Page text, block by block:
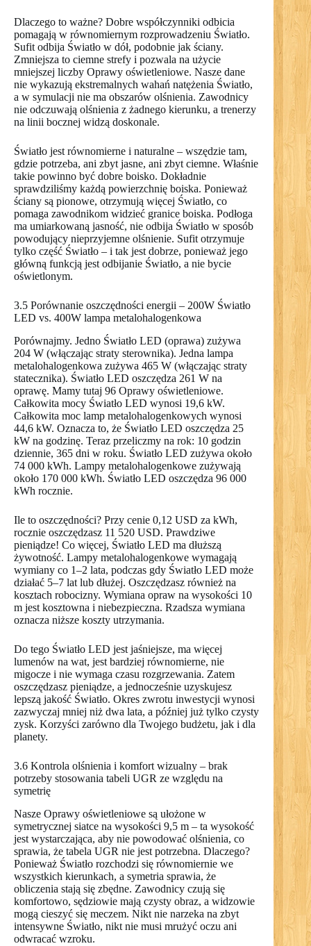
Dlaczego to ważne? Dobre współczynniki odbicia
pomagają w równomiernym rozprowadzeniu Światło.
Sufit odbija Światło w dół, podobnie jak ściany.
Zmniejsza to ciemne strefy i pozwala na użycie
mniejszej liczby Oprawy oświetleniowe. Nasze dane
nie wykazują ekstremalnych wahań natężenia Światło,
a w symulacji nie ma obszarów olśnienia. Zawodnicy
nie odczuwają olśnienia z żadnego kierunku, a trenerzy
na linii bocznej widzą doskonale.
Światło jest równomierne i naturalne – wszędzie tam,
gdzie potrzeba, ani zbyt jasne, ani zbyt ciemne. Właśnie
takie powinno być dobre boisko. Dokładnie
sprawdziliśmy każdą powierzchnię boiska. Ponieważ
ściany są pionowe, otrzymują więcej Światło, co
pomaga zawodnikom widzieć granice boiska. Podłoga
ma umiarkowaną jasność, nie odbija Światło w sposób
powodujący nieprzyjemne olśnienie. Sufit otrzymuje
tylko część Światło – i tak jest dobrze, ponieważ jego
główną funkcją jest odbijanie Światło, a nie bycie
oświetlonym.
3.5 Porównanie oszczędności energii – 200W Światło
LED vs. 400W lampa metalohalogenkowa
Porównajmy. Jedno Światło LED (oprawa) zużywa
204 W (włączając straty sterownika). Jedna lampa
metalohalogenkowa zużywa 465 W (włączając straty
statecznika). Światło LED oszczędza 261 W na
oprawę. Mamy tutaj 96 Oprawy oświetleniowe.
Całkowita mocy Światło LED wynosi 19,6 kW.
Całkowita moc lamp metalohalogenkowych wynosi
44,6 kW. Oznacza to, że Światło LED oszczędza 25
kW na godzinę. Teraz przeliczmy na rok: 10 godzin
dziennie, 365 dni w roku. Światło LED zużywa około
74 000 kWh. Lampy metalohalogenkowe zużywają
około 170 000 kWh. Światło LED oszczędza 96 000
kWh rocznie.
Ile to oszczędności? Przy cenie 0,12 USD za kWh,
rocznie oszczędzasz 11 520 USD. Prawdziwe
pieniądze! Co więcej, Światło LED ma dłuższą
żywotność. Lampy metalohalogenkowe wymagają
wymiany co 1–2 lata, podczas gdy Światło LED może
działać 5–7 lat lub dłużej. Oszczędzasz również na
kosztach robocizny. Wymiana opraw na wysokości 10
m jest kosztowna i niebezpieczna. Rzadsza wymiana
oznacza niższe koszty utrzymania.
Do tego Światło LED jest jaśniejsze, ma więcej
lumenów na wat, jest bardziej równomierne, nie
migocze i nie wymaga czasu rozgrzewania. Zatem
oszczędzasz pieniądze, a jednocześnie uzyskujesz
lepszą jakość Światło. Okres zwrotu inwestycji wynosi
zazwyczaj mniej niż dwa lata, a później już tylko czysty
zysk. Korzyści zarówno dla Twojego budżetu, jak i dla
planety.
3.6 Kontrola olśnienia i komfort wizualny – brak
potrzeby stosowania tabeli UGR ze względu na
symetrię
Nasze Oprawy oświetleniowe są ułożone w
symetrycznej siatce na wysokości 9,5 m – ta wysokość
jest wystarczająca, aby nie powodować olśnienia, co
sprawia, że tabela UGR nie jest potrzebna. Dlaczego?
Ponieważ Światło rozchodzi się równomiernie we
wszystkich kierunkach, a symetria sprawia, że
obliczenia stają się zbędne. Zawodnicy czują się
komfortowo, sędziowie mają czysty obraz, a widzowie
mogą cieszyć się meczem. Nikt nie narzeka na zbyt
intensywne Światło, nikt nie musi mrużyć oczu ani
odwracać wzroku.